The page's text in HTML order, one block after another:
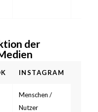
der
INSTAGRAM
Menschen /
Nutzer